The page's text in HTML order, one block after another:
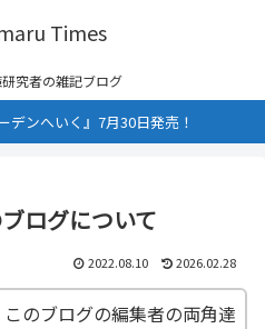
究者の雑記ブログ
デンへいく』7月30日発売！
ログについて
2022.08.10 2026.02.28
のブログの編集者の両角達